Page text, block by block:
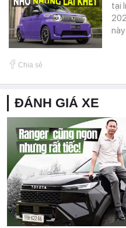
tại
Chia sẻ
ĐÁNH GIÁ XE